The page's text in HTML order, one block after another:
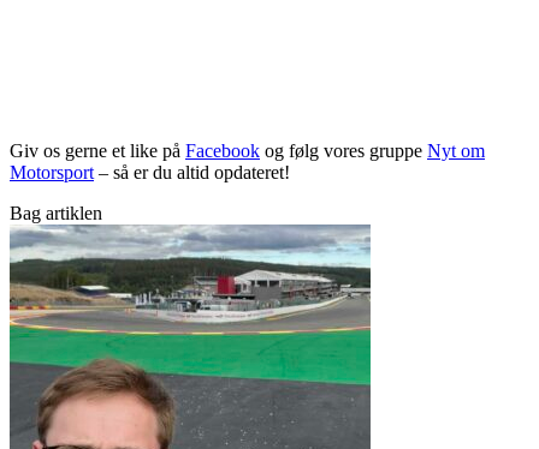
Giv os gerne et like på Facebook og følg vores gruppe Nyt om
Motorsport– så er du altid opdateret!
Bag artiklen